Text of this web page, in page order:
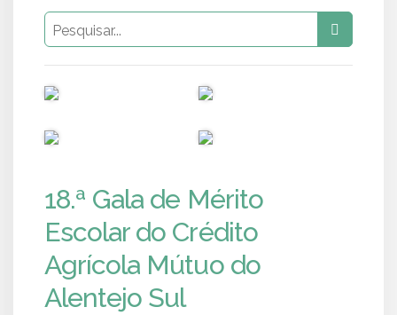
18.ª Gala de Mérito
Escolar do Crédito
Agrícola Mútuo do
Alentejo Sul